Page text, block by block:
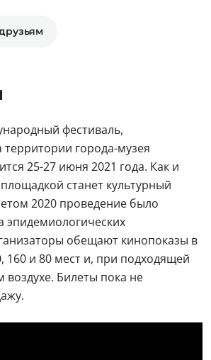
фестиваль,
города-музея
25-27 июня 2021 года. Как и
станет культурный
2020 проведение было
эпидемиологических
обещают кинопоказы в
160 и 80 мест и, при подходящей
воздухе. Билеты пока не